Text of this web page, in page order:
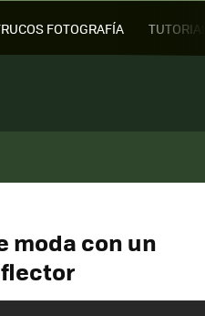
FOTOGRAFÍA
moda con un